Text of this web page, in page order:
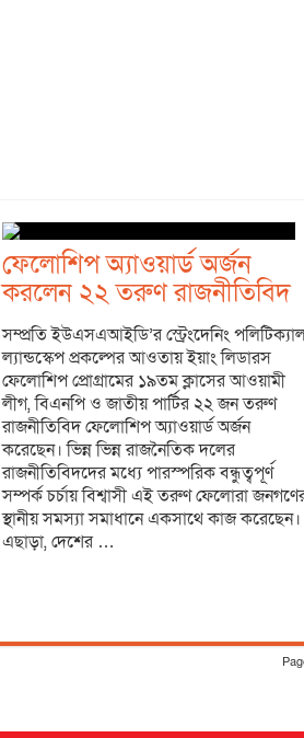
ফেলোশিপ অ্যাওয়ার্ড অর্জন
করলেন ২২ তরুণ রাজনীতিবিদ
সম্প্রতি ইউএসএআইডি’র স্ট্রেংদেনিং
ল্যান্ডস্কেপ প্রকল্পের আওতায় ইয়াং লিডারস
ফেলোশিপ প্রোগ্রামের ১৯তম ক্লাসের আওয়ামী
লীগ, বিএনপি ও জাতীয় পার্টির ২২ জন তরুণ
রাজনীতিবিদ ফেলোশিপ অ্যাওয়ার্ড অর্জন
করেছেন। ভিন্ন ভিন্ন রাজনৈতিক দলের
রাজনীতিবিদদের মধ্যে পারস্পরিক বন্ধুত্বপূর্ণ
সম্পর্ক চর্চায় বিশ্বাসী এই তরুণ ফেলোরা
স্থানীয় সমস্যা সমাধানে একসাথে কাজ করেছেন।
এছাড়া, দেশের …